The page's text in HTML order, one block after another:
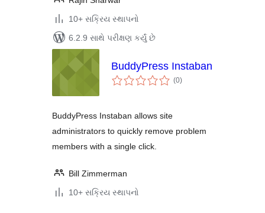
10+ સક્રિય સ્થાપનો
6.2.9 સાથે પરીક્ષણ કર્યું છે
BuddyPress Instaban
(0કુલ
રેટિંગ્સ
)
BuddyPress Instaban allows site
administrators to quickly remove problem
members with a single click.
Bill Zimmerman
10+ સક્રિય સ્થાપનો